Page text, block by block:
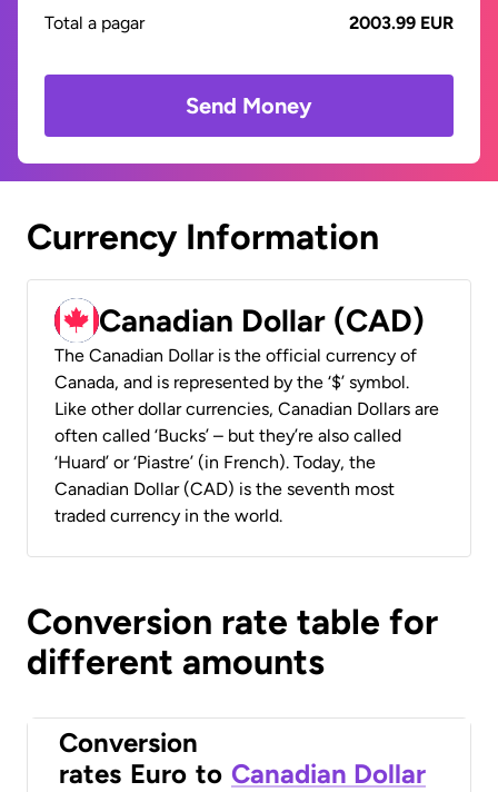
Total a pagar
2003.99 EUR
Send Money
Currency Information
Canadian Dollar (CAD)
The Canadian Dollar is the official currency of
Canada, and is represented by the ‘$’ symbol.
Like other dollar currencies, Canadian Dollars are
often called ‘Bucks’ – but they’re also called
‘Huard’ or ‘Piastre’ (in French). Today, the
Canadian Dollar (CAD) is the seventh most
traded currency in the world.
Conversion rate table for
different amounts
Conversion
rates Euro to Canadian Dollar